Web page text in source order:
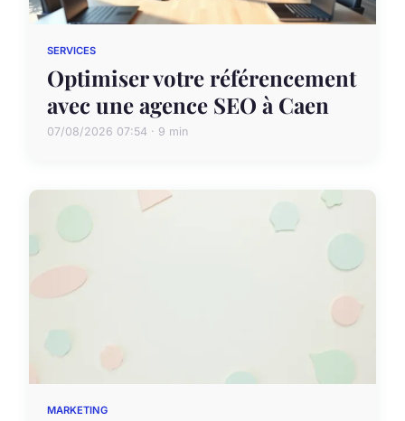
SERVICES
Optimiser votre référencement
avec une agence SEO à Caen
07/08/2026 07:54 · 9 min
MARKETING